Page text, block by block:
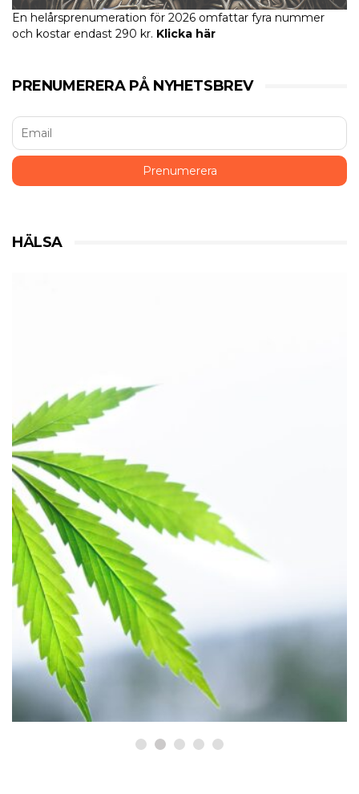
En helårsprenumeration för 2026 omfattar fyra nummer
och kostar endast 290 kr. Klicka här
PRENUMERERA PÅ NYHETSBREV
HÄLSA
HÄLSA
Historiska beslut som gynnar
medicinsk cannabis